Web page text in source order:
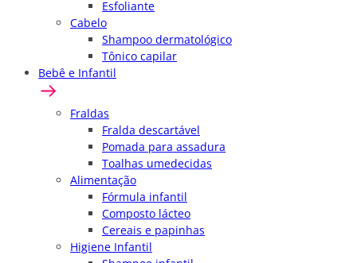
Esfoliante
Cabelo
Shampoo dermatológico
Tônico capilar
Bebê e Infantil
Fraldas
Fralda descartável
Pomada para assadura
Toalhas umedecidas
Alimentação
Fórmula infantil
Composto lácteo
Cereais e papinhas
Higiene Infantil